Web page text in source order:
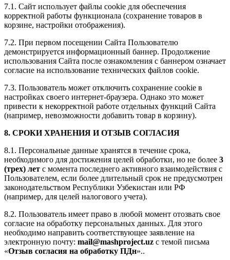
7.1. Сайт использует файлы cookie для обеспечения
корректной работы функционала (сохранение товаров в
корзине, настройки отображения).
7.2. При первом посещении Сайта Пользователю
демонстрируется информационный баннер. Продолжение
использования Сайта после ознакомления с баннером означает
согласие на использование технических файлов cookie.
7.3. Пользователь может отключить сохранение cookie в
настройках своего интернет-браузера. Однако это может
привести к некорректной работе отдельных функций Сайта
(например, невозможности добавить товар в корзину).
8. СРОКИ ХРАНЕНИЯ И ОТЗЫВ СОГЛАСИЯ
8.1. Персональные данные хранятся в течение срока,
необходимого для достижения целей обработки, но не более 3
(трех) лет с момента последнего активного взаимодействия с
Пользователем, если более длительный срок не предусмотрен
законодательством Республики Узбекистан или РФ
(например, для целей налогового учета).
8.2. Пользователь имеет право в любой момент отозвать свое
согласие на обработку персональных данных. Для этого
необходимо направить соответствующее заявление на
электронную почту: mail@mashproject.uz с темой письма
«Отзыв согласия на обработку ПДн»..